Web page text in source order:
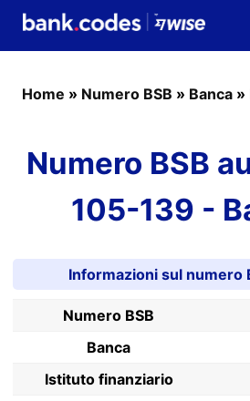
Home » Numero BSB » Banca »
Numero BSB
105-139 -
Informazioni sul numero
Numero BSB
Banca
Istituto finanziario